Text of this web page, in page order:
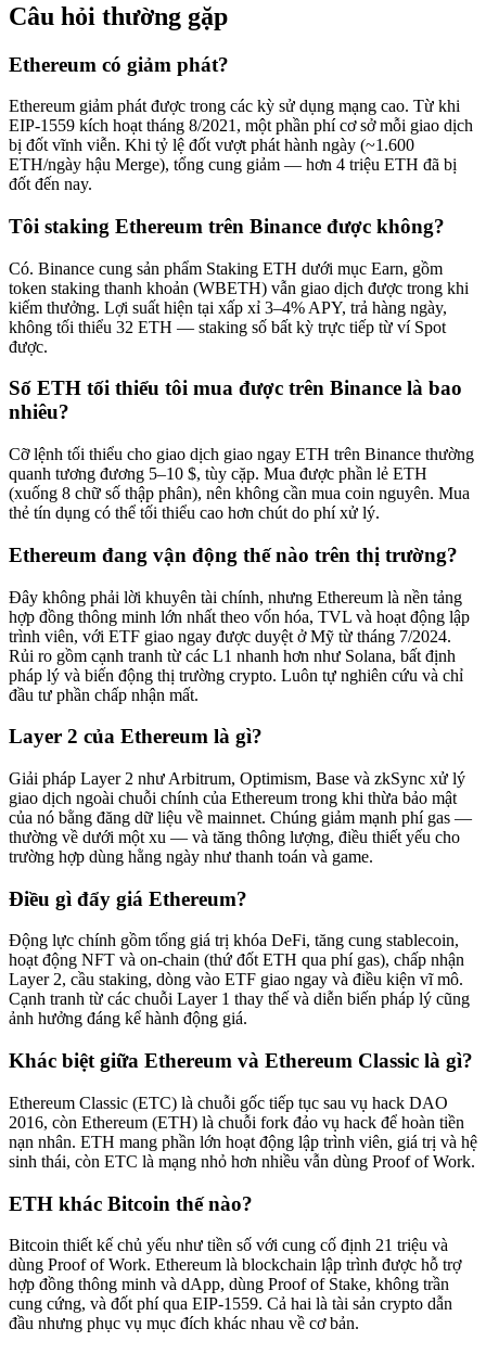
Câu hỏi thường gặp
Ethereum có giảm phát?
Ethereum giảm phát được trong các kỳ sử dụng mạng cao. Từ khi
EIP-1559 kích hoạt tháng 8/2021, một phần phí cơ sở mỗi giao dịch
bị đốt vĩnh viễn. Khi tỷ lệ đốt vượt phát hành ngày (~1.600
ETH/ngày hậu Merge), tổng cung giảm — hơn 4 triệu ETH đã bị
đốt đến nay.
Tôi staking Ethereum trên Binance được không?
Có. Binance cung sản phẩm Staking ETH dưới mục Earn, gồm
token staking thanh khoản (WBETH) vẫn giao dịch được trong khi
kiếm thưởng. Lợi suất hiện tại xấp xỉ 3–4% APY, trả hàng ngày,
không tối thiểu 32 ETH — staking số bất kỳ trực tiếp từ ví Spot
được.
Số ETH tối thiểu tôi mua được trên Binance là bao
nhiêu?
Cỡ lệnh tối thiểu cho giao dịch giao ngay ETH trên Binance thường
quanh tương đương 5–10 $, tùy cặp. Mua được phần lẻ ETH
(xuống 8 chữ số thập phân), nên không cần mua coin nguyên. Mua
thẻ tín dụng có thể tối thiểu cao hơn chút do phí xử lý.
Ethereum đang vận động thế nào trên thị trường?
Đây không phải lời khuyên tài chính, nhưng Ethereum là nền tảng
hợp đồng thông minh lớn nhất theo vốn hóa, TVL và hoạt động lập
trình viên, với ETF giao ngay được duyệt ở Mỹ từ tháng 7/2024.
Rủi ro gồm cạnh tranh từ các L1 nhanh hơn như Solana, bất định
pháp lý và biến động thị trường crypto. Luôn tự nghiên cứu và chỉ
đầu tư phần chấp nhận mất.
Layer 2 của Ethereum là gì?
Giải pháp Layer 2 như Arbitrum, Optimism, Base và zkSync xử lý
giao dịch ngoài chuỗi chính của Ethereum trong khi thừa bảo mật
của nó bằng đăng dữ liệu về mainnet. Chúng giảm mạnh phí gas —
thường về dưới một xu — và tăng thông lượng, điều thiết yếu cho
trường hợp dùng hằng ngày như thanh toán và game.
Điều gì đẩy giá Ethereum?
Động lực chính gồm tổng giá trị khóa DeFi, tăng cung stablecoin,
hoạt động NFT và on-chain (thứ đốt ETH qua phí gas), chấp nhận
Layer 2, cầu staking, dòng vào ETF giao ngay và điều kiện vĩ mô.
Cạnh tranh từ các chuỗi Layer 1 thay thế và diễn biến pháp lý cũng
ảnh hưởng đáng kể hành động giá.
Khác biệt giữa Ethereum và Ethereum Classic là gì?
Ethereum Classic (ETC) là chuỗi gốc tiếp tục sau vụ hack DAO
2016, còn Ethereum (ETH) là chuỗi fork đảo vụ hack để hoàn tiền
nạn nhân. ETH mang phần lớn hoạt động lập trình viên, giá trị và hệ
sinh thái, còn ETC là mạng nhỏ hơn nhiều vẫn dùng Proof of Work.
ETH khác Bitcoin thế nào?
Bitcoin thiết kế chủ yếu như tiền số với cung cố định 21 triệu và
dùng Proof of Work. Ethereum là blockchain lập trình được hỗ trợ
hợp đồng thông minh và dApp, dùng Proof of Stake, không trần
cung cứng, và đốt phí qua EIP-1559. Cả hai là tài sản crypto dẫn
đầu nhưng phục vụ mục đích khác nhau về cơ bản.